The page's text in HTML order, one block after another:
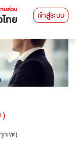
เข้าสู่ระบบ
)
กเขต)